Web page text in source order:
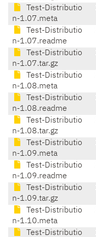
Test-Distributio
n-1.07.meta
Test-Distributio
n-1.07.readme
Test-Distributio
n-1.07.tar.gz
Test-Distributio
n-1.08.meta
Test-Distributio
n-1.08.readme
Test-Distributio
n-1.08.tar.gz
Test-Distributio
n-1.09.meta
Test-Distributio
n-1.09.readme
Test-Distributio
n-1.09.tar.gz
Test-Distributio
n-1.10.meta
Test-Distributio